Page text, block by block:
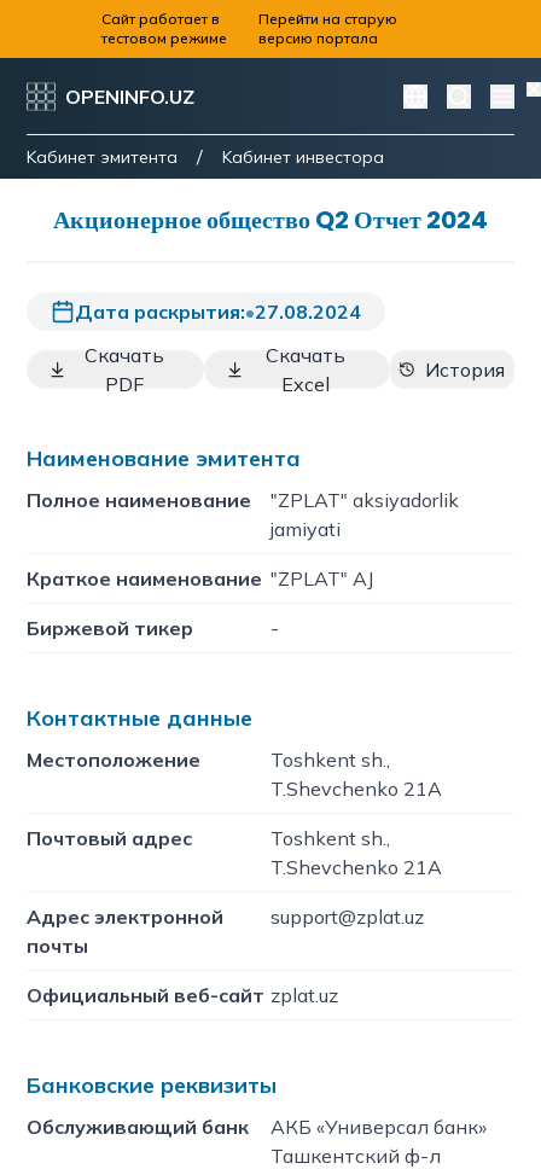
Сайт работает в
тестовом режиме
Перейти на старую
версию портала
OPENINFO.UZ
Kабинет эмитента / Kабинет инвестора
Акционерное общество Q2 Отчет 2024
Дата раскрытия:•27.08.2024
Скачать
PDF
Скачать
Excel
История
Наименование эмитента
Полное наименование
"ZPLAT" aksiyadorlik
jamiyati
Краткое наименование "ZPLAT" AJ
Биржевой тикер -
Контактные данные
Местоположение
Toshkent sh.,
T.Shevchenko 21A
Почтовый адрес
Toshkent sh.,
T.Shevchenko 21A
Адрес электронной
почты
support@zplat.uz
Официальный веб-сайт zplat.uz
Банковские реквизиты
Обслуживающий банк
АКБ «Универсал банк»
Ташкентский ф-л